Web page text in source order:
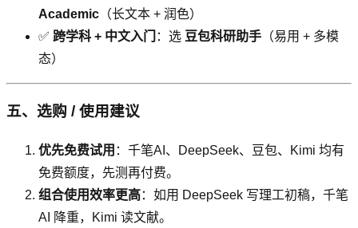
Academic （长文本 + 润色）
✅ 跨学科 + 中文入门 ：选 豆包科研助手 （易用 + 多模
态）
五、选购 / 使用建议
优先免费试用 ：千笔AI、DeepSeek、豆包、Kimi 均有
免费额度，先测再付费。
组合使用效率更高：如用 DeepSeek 写理工初稿，千笔
AI 降重，Kimi 读文献。